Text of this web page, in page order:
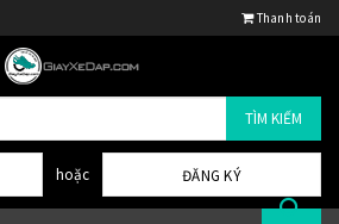
Thanh toán
TÌM KIẾM
hoặc ĐĂNG KÝ